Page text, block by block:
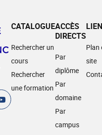
CATALOGUE
Rechercher un
cours
Rechercher
une formation
ACCÈS
DIRECTS
Par
diplôme
Par
domaine
Par
campus
Plan
site